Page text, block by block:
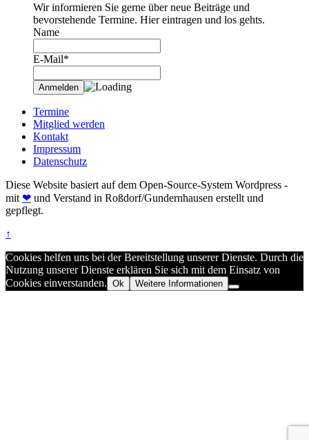
Wir informieren Sie gerne über neue Beiträge und
bevorstehende Termine. Hier eintragen und los gehts.
Name
E-Mail*
Termine
Mitglied werden
Kontakt
Impressum
Datenschutz
Diese Website basiert auf dem Open-Source-System Wordpress -
mit ❤ und Verstand in Roßdorf/Gundernhausen erstellt und
gepflegt.
↑
Cookies helfen uns bei der Bereitstellung unserer Dienste. Durch die
Nutzung unserer Dienste erklären Sie sich mit dem Einsatz von
Cookies einverstanden. Ok Weitere Informationen